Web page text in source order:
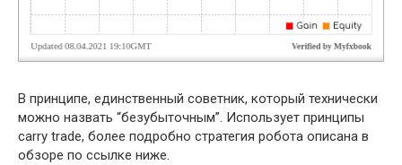
В принципе, единственный советник, который технически
можно назвать “безубыточным”. Использует принципы
carry trade, более подробно стратегия робота описана в
обзоре по ссылке ниже.